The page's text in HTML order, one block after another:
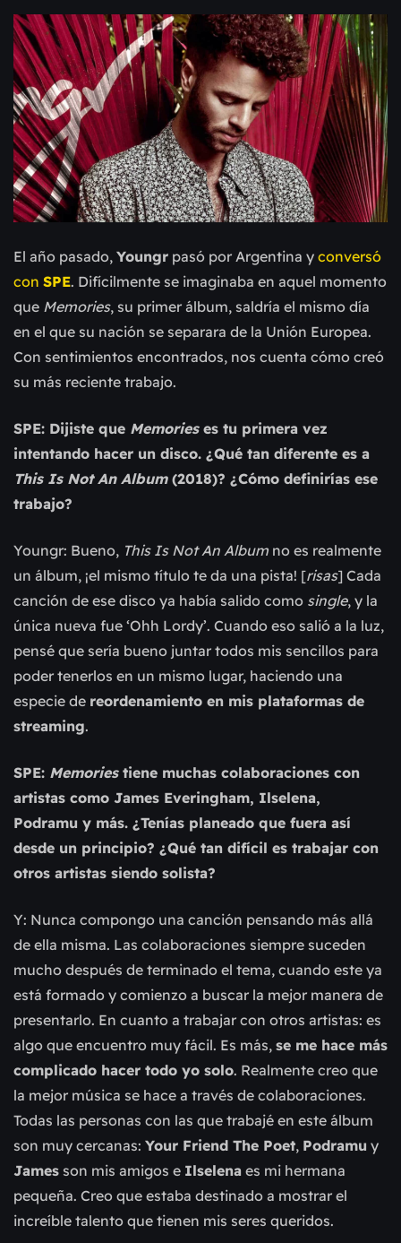
El año pasado, Youngr pasó por Argentina y conversó
con SPE. Difícilmente se imaginaba en aquel momento
que Memories, su primer álbum, saldría el mismo día
en el que su nación se separara de la Unión Europea.
Con sentimientos encontrados, nos cuenta cómo creó
su más reciente trabajo.
SPE: Dijiste que Memorieses tu primera vez
intentando hacer un disco. ¿Qué tan diferente es a
This Is Not An Album (2018)? ¿Cómo definirías ese
trabajo?
Youngr: Bueno, This Is Not An Album no es realmente
un álbum, ¡el mismo título te da una pista! [risas] Cada
canción de ese disco ya había salido como single, y la
única nueva fue ‘Ohh Lordy’. Cuando eso salió a la luz,
pensé que sería bueno juntar todos mis sencillos para
poder tenerlos en un mismo lugar, haciendo una
especie de reordenamiento en mis plataformas de
streaming.
SPE: Memoriestiene muchas colaboraciones con
artistas como James Everingham, Ilselena,
Podramu y más. ¿Tenías planeado que fuera así
desde un principio? ¿Qué tan difícil es trabajar con
otros artistas siendo solista?
Y: Nunca compongo una canción pensando más allá
de ella misma. Las colaboraciones siempre suceden
mucho después de terminado el tema, cuando este ya
está formado y comienzo a buscar la mejor manera de
presentarlo. En cuanto a trabajar con otros artistas: es
algo que encuentro muy fácil. Es más, se me hace más
complicado hacer todo yo solo. Realmente creo que
la mejor música se hace a través de colaboraciones.
Todas las personas con las que trabajé en este álbum
son muy cercanas: Your Friend The Poet, Podramu y
James son mis amigos e Ilselena es mi hermana
pequeña. Creo que estaba destinado a mostrar el
increíble talento que tienen mis seres queridos.